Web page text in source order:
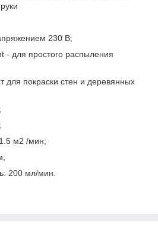
230 В;
- для простого распыления
для покраски стен и деревянных
м2 /мин;
200 мл/мин.